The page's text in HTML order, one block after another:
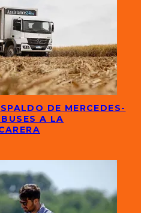
DE MERCEDES-
A LA